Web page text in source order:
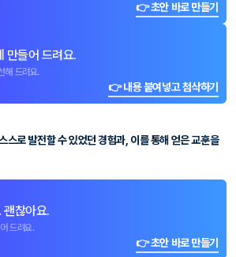
👉 초안 바로 만들기
만들어 드려요.
해 드려요.
👉 내용 붙여넣고 첨삭하기
스로 발전할 수 있었던 경험과, 이를 통해 얻은 교훈을
괜찮아요.
드려요.
👉 초안 바로 만들기